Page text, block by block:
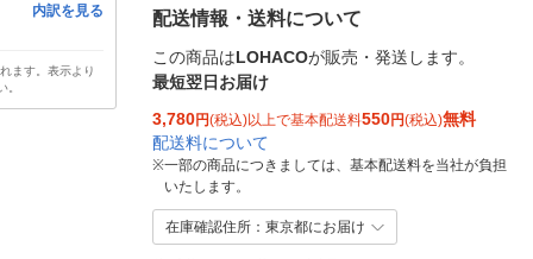
内訳を見る
ます。表示より
。
配送情報・送料について
この商品はLOHACOが販売・発送します。
最短翌日お届け
3,780円(税込)以上で基本配送料550円(税込)無料
配送料について
※一部の商品につきましては、基本配送料を当社が負担
いたします。
在庫確認住所：東京都にお届け